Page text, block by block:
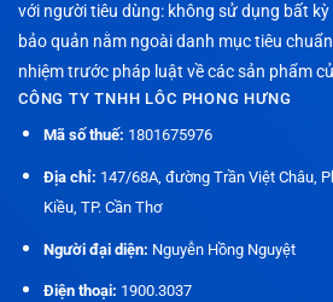
với người tiêu dùng: không sử dụng bất
bảo quản nằm ngoài danh mục tiêu
nhiệm trước pháp luật về các sản phẩm
CÔNG TY TNHH LÔC PHONG HƯNG
Mã số thuế: 1801675976
Địa chỉ: 147/68A, đường Trần Việt Châu,
Kiều, TP. Cần Thơ
Người đại diện: Nguyễn Hồng Nguyệt
Điện thoại: 1900.3037